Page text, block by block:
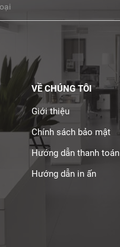
VỀ CHÚNG TÔI
Giới thiệu
Chính sách bảo mật
Hướng dẫn thanh toán
Hướng dẫn in ấn